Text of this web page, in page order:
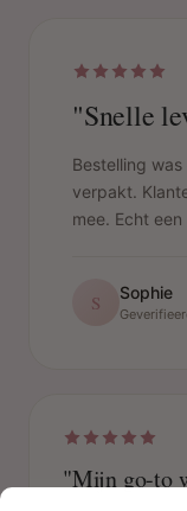
"Snelle
Bestelling
verpakt.
mee. Echt
S Sophie
"Mijn go-to